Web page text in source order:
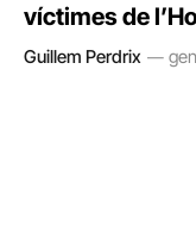
víctimes de
Guillem Perdrix